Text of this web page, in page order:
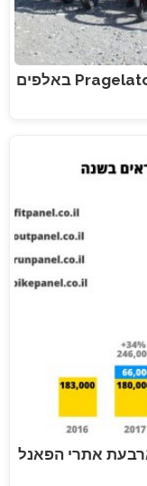
חוויות מהייקינג ובייקינג בקלאב מד Pragelato באלפים
אתרי הפאנל